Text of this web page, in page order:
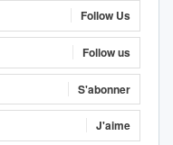
Follow Us
Follow us
S'abonner
J'aime